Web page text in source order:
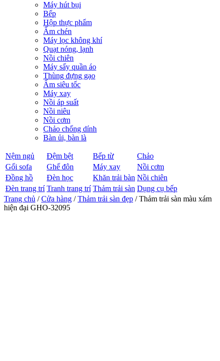
Máy hút bụi
Bếp
Hộp thực phẩm
Ấm chén
Máy lọc không khí
Quạt nóng, lạnh
Nồi chiên
Máy sấy quần áo
Thùng đựng gạo
Ấm siêu tốc
Máy xay
Nồi áp suất
Nồi niêu
Nồi cơm
Chảo chống dính
Bàn ủi, bàn là
Nệm ngủ Đệm bệt Bếp từ
Chảo
Gối sofa
Ghế đôn Máy xay
Nồi cơm
Đồng hồ
Đèn học Khăn trải bàn Nồi chiên
Đèn trang trí Tranh trang trí Thảm trải sàn Dụng cụ bếp
Trang chủ /Cửa hàng /Thảm trải sàn đẹp / Thảm trải sàn màu xám
hiện đại GHO-32095